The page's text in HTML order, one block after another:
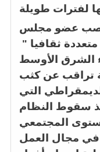
عضو مجلس
ثقافيا "
الشرق الأوسط
تراقب عن كثب
التي
سقوط النظام
المجتمعي
مجال العمل